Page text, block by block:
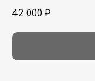
42 000 ₽